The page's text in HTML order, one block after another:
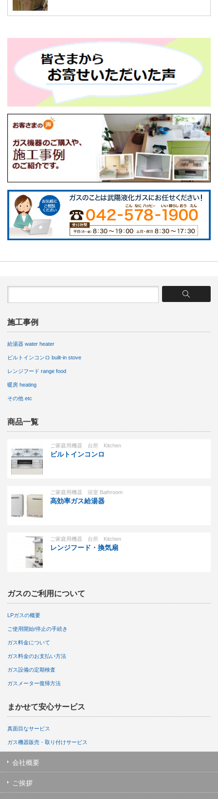
施工事例
給湯器 water heater
ビルトインコンロ built-in stove
レンジフード range food
暖房 heating
その他 etc
商品一覧
ご家庭用機器 台所 Kitchen
ビルトインコンロ
ご家庭用機器 浴室 Bathroom
高効率ガス給湯器
ご家庭用機器 台所 Kitchen
レンジフード・換気扇
ガスのご利用について
LPガスの概要
ご使用開始/停止の手続き
ガス料金について
ガス料金のお支払い方法
ガス設備の定期検査
ガスメーター復帰方法
まかせて安心サービス
真面目なサービス
ガス機器販売・取り付けサービス
会社概要
ご挨拶